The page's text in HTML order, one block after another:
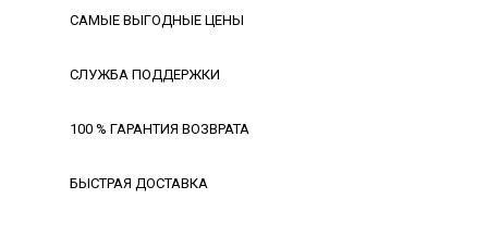
САМЫЕ ВЫГОДНЫЕ ЦЕНЫ
СЛУЖБА ПОДДЕРЖКИ
100 % ГАРАНТИЯ ВОЗВРАТА
БЫСТРАЯ ДОСТАВКА